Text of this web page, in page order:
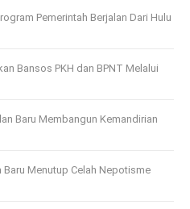
Pemerintah Berjalan Dari Hulu
Bansos PKH dan BPNT Melalui
Baru Membangun Kemandirian
Menutup Celah Nepotisme